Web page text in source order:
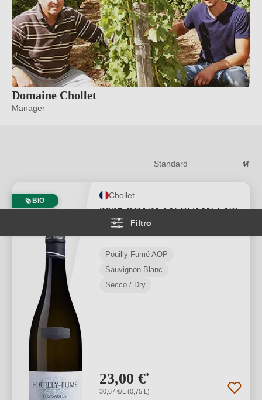
Domaine Chollet
Manager
Filtro
BIO
Chollet
2025 POUILLY FUME LES
SABLES BIO
Pouilly Fumé AOP
Sauvignon Blanc
Secco / Dry
23,00 €*
30,67 €/L (0,75 L)